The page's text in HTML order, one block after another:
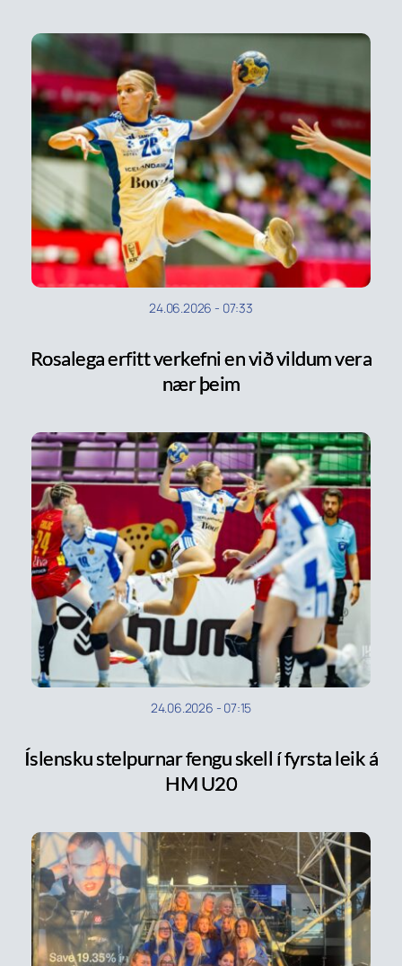
24.06.2026 - 07:33
Rosalega erfitt verkefni en við vildum vera
nær þeim
24.06.2026 - 07:15
Íslensku stelpurnar fengu skell í fyrsta leik á
HM U20